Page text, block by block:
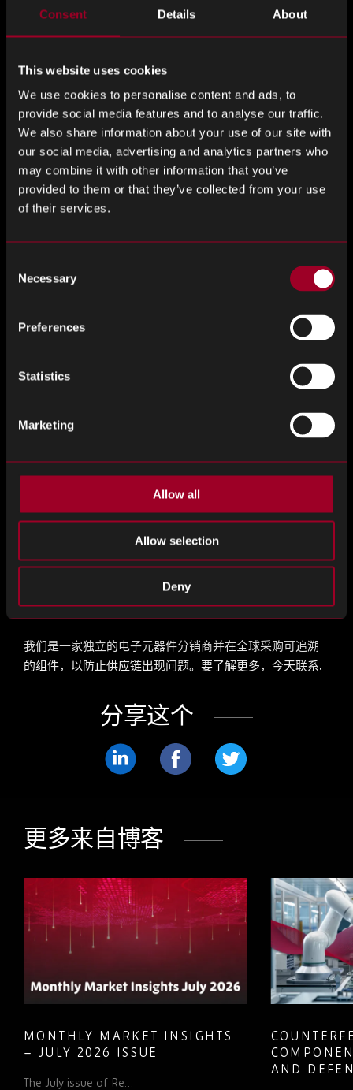
Consent Details About
This website uses cookies
We use cookies to personalise content and ads, to
provide social media features and to analyse our traffic.
We also share information about your use of our site with
our social media, advertising and analytics partners who
may combine it with other information that you’ve
provided to them or that they’ve collected from your use
of their services.
Selection
Necessary
Preferences
Statistics
Marketing
Allow all
Allow selection
Deny
城市
的唯一5G网络组件。为了能够访问网络，用户将需要配备
5G 调制解调器的智能手机，目前只有顶级手机拥有智能手
机
5G组件将如何影响全球供应链？
<斯潘风格]"字体重量：400;">全球供应链已经必须提供组件
来支持这项新的和令人兴奋的技术，但它确实还处于早期
<斯潘风格]"字体重量：400;">5G尚未在多个网络和多个地
点推出。虽然我们在英国有5G基础设施，但欧洲、美洲和
世界其他地区仍有待发展。随着新国家开始实施5G，供应
<斯潘风格]"字体重量：400：">构成5G电池和5G调制解调
步潜力使其运行得更好，这当然需要新的 5G 网络组件。
意味着公司可能会争夺5G技术的领先地位，这意味着供应
链将被迫满足
竞争带来的增加的需求
我们是一家独立的电子元器件分销商并在全球采购可追溯
的组件，以防止供应链出现问题。要了解更多， 今天联系.
分享这个
LinkedIn
更多来自博客
MONTHLY MARKET INSIGHTS
– JULY 2026 ISSUE
The July issue of Re…
AND